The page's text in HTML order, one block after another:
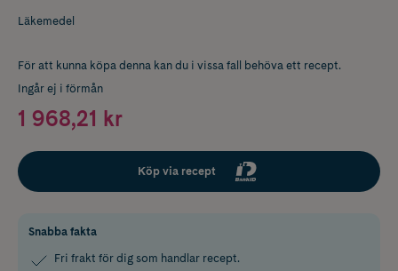
Läkemedel
För att kunna köpa denna kan du i vissa fall behöva ett recept.
Ingår ej i förmån
1 968,21 kr
Köp via recept
Snabba fakta
Fri frakt för dig som handlar recept.